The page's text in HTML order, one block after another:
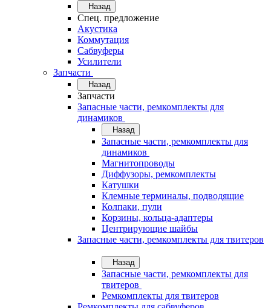
Назад
Спец. предложение
Акустика
Коммутация
Сабвуферы
Усилители
Запчасти
Назад
Запчасти
Запасные части, ремкомплекты для
динамиков
Назад
Запасные части, ремкомплекты для
динамиков
Магнитопроводы
Диффузоры, ремкомплекты
Катушки
Клемные терминалы, подводящие
Колпаки, пули
Корзины, кольца-адаптеры
Центрирующие шайбы
Запасные части, ремкомплекты для твитеров
Назад
Запасные части, ремкомплекты для
твитеров
Ремкомплекты для твитеров